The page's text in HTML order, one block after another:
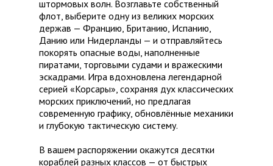
штормовых волн. Возглавьте собственный
флот, выберите одну из великих морских
держав — Францию, Британию, Испанию,
Данию или Нидерланды — и отправляйтесь
покорять опасные воды, наполненные
пиратами, торговыми судами и вражескими
эскадрами. Игра вдохновлена легендарной
серией «Корсары», сохраняя дух классических
морских приключений, но предлагая
современную графику, обновлённые механики
и глубокую тактическую систему.
В вашем распоряжении окажутся десятки
кораблей разных классов — от быстрых